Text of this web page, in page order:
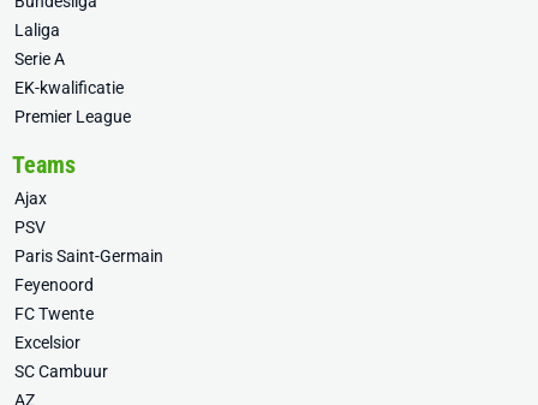
Laliga
Serie A
EK-kwalificatie
Premier League
Teams
Ajax
PSV
Paris Saint-Germain
Feyenoord
FC Twente
Excelsior
SC Cambuur
AZ